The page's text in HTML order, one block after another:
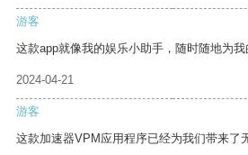
游客
这款app就像我的娱乐小助手，随时随地为我
2024-04-21
游客
这款加速器VPM应用程序已经为我们带来了